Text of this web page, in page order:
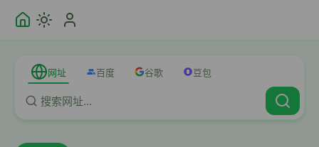
网址 百度 谷歌 豆包